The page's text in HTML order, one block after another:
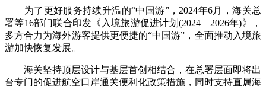
为了更好服务持续升温的“中国游”，2024年6月，海关总
署等16部门联合印发《入境旅游促进计划(2024—2026年)》，
多方合力为海外游客提供更便捷的“中国游”，全面推动入境旅
游加快恢复发展。
海关坚持顶层设计与基层首创相结合，在总署层面即将出
台专门的促进航空口岸通关便利化政策措施，同时支持直属海